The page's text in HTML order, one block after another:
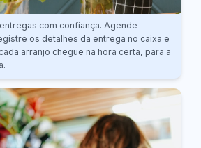
com confiança. Agende
os detalhes da entrega no caixa e
arranjo chegue na hora certa, para a